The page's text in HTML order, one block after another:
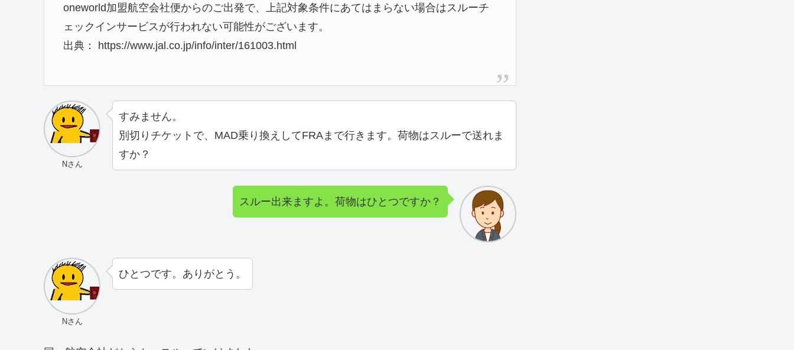
oneworld加盟航空会社便からのご出発で、上記対象条件にあてはまらない場合はスルーチ
ェックインサービスが行われない可能性がございます。
出典： https://www.jal.co.jp/info/inter/161003.html
Nさん
すみません。
別切りチケットで、MAD乗り換えしてFRAまで行きます。荷物はスルーで送れま
すか？
スルー出来ますよ。荷物はひとつですか？
Nさん
ひとつです。ありがとう。